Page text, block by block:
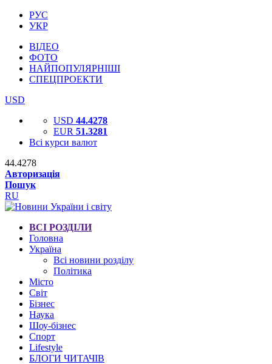
РУС
УКР
ВІДЕО
ФОТО
НАЙПОПУЛЯРНІШІ
СПЕЦПРОЕКТИ
USD
USD 44.4278
EUR 51.3281
Всі курси валют
44.4278
Авторизація
Пошук
RU
ВСІ РОЗДІЛИ
Головна
Україна
Всі новини розділу
Політика
Місто
Світ
Бізнес
Наука
Шоу-бізнес
Спорт
Lifestyle
БЛОГИ ЧИТАЧІВ